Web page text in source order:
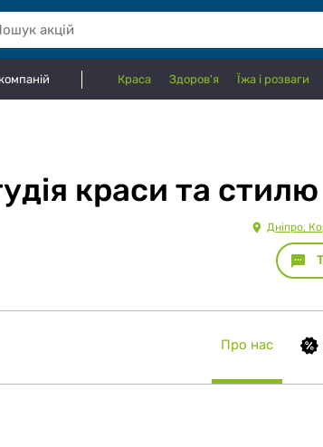
Краса Здоров'я Їжа і розваги
краси та
Дніпро,
Про нас